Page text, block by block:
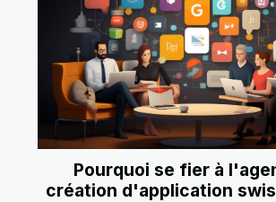
Pourquoi se fier à
création d'application